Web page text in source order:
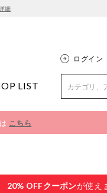
細
ログイン
LIST
こちら
20% OFFクーポンが使え